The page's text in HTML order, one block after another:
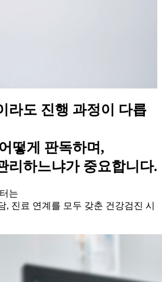
라도 진행 과정이 다릅
떻게 판독하며,
리하느냐가 중요합니다.
는
, 진료 연계를 모두 갖춘 건강검진 시